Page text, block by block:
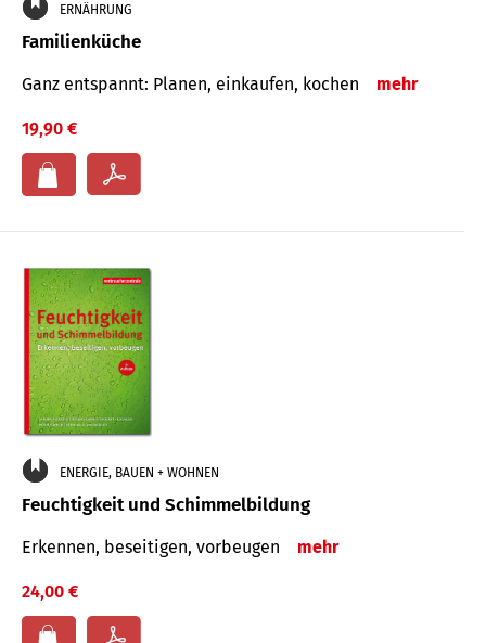
ERNÄHRUNG
Familienküche
Ganz entspannt: Planen, einkaufen, kochen mehr
19,90 €
ENERGIE, BAUEN + WOHNEN
Feuchtigkeit und Schimmelbildung
Erkennen, beseitigen, vorbeugen mehr
24,00 €